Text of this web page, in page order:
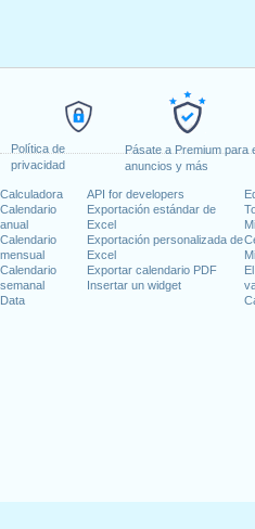
Política de
privacidad
Pásate a Premium para
anuncios y más
Calculadora
Calendario
anual
Calendario
mensual
Calendario
semanal
Data
API for developers
Exportación estándar de
Excel
Exportación personalizada de
Excel
Exportar calendario PDF
Insertar un widget
2024
: miércoles, junio 19, 2024
2024
2024
2024
28, 2024
25, 2024